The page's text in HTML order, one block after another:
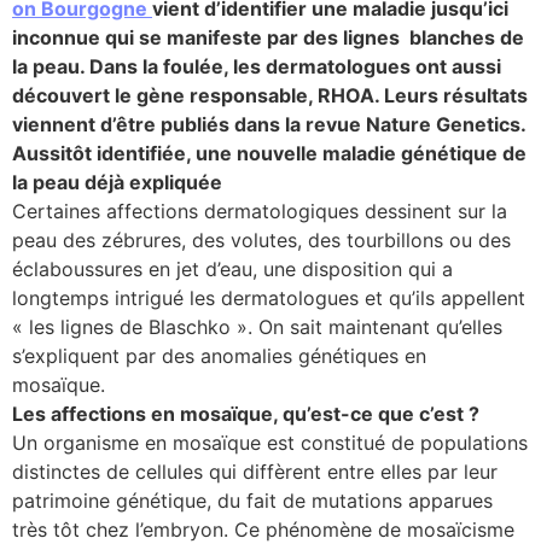
écologique
CONNECTÉ
on Bourgogne vient d’identifier une maladie jusqu’ici
inconnue qui se manifeste par des lignes blanches de
la peau. Dans la foulée, les dermatologues ont aussi
découvert le gène responsable, RHOA. Leurs résultats
viennent d’être publiés dans la revue Nature Genetics.
Aussitôt identifiée, une nouvelle maladie génétique de
la peau déjà expliquée
Certaines affections dermatologiques dessinent sur la
peau des zébrures, des volutes, des tourbillons ou des
éclaboussures en jet d’eau, une disposition qui a
longtemps intrigué les dermatologues et qu’ils appellent
« les lignes de Blaschko ». On sait maintenant qu’elles
s’expliquent par des anomalies génétiques en
mosaïque.
Les affections en mosaïque, qu’est-ce que c’est ?
Un organisme en mosaïque est constitué de populations
distinctes de cellules qui diffèrent entre elles par leur
patrimoine génétique, du fait de mutations apparues
très tôt chez l’embryon. Ce phénomène de mosaïcisme